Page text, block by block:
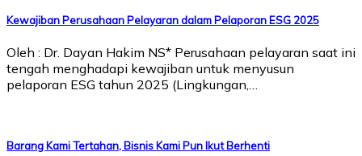
Kewajiban Perusahaan Pelayaran dalam Pelaporan ESG 2025
Oleh : Dr. Dayan Hakim NS* Perusahaan pelayaran saat ini
tengah menghadapi kewajiban untuk menyusun
pelaporan ESG tahun 2025 (Lingkungan,…
Barang Kami Tertahan, Bisnis Kami Pun Ikut Berhenti